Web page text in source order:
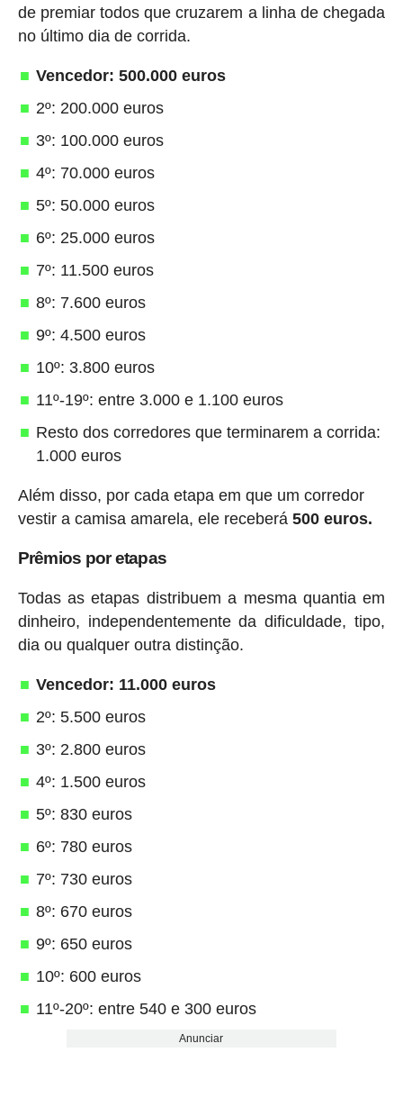
de premiar todos que cruzarem a linha de chegada
no último dia de corrida.
Vencedor: 500.000 euros
2º: 200.000 euros
3º: 100.000 euros
4º: 70.000 euros
5º: 50.000 euros
6º: 25.000 euros
7º: 11.500 euros
8º: 7.600 euros
9º: 4.500 euros
10º: 3.800 euros
11º-19º: entre 3.000 e 1.100 euros
Resto dos corredores que terminarem a corrida:
1.000 euros
Além disso, por cada etapa em que um corredor
vestir a camisa amarela, ele receberá 500 euros.
Prêmios por etapas
Todas as etapas distribuem a mesma quantia em
dinheiro, independentemente da dificuldade, tipo,
dia ou qualquer outra distinção.
Vencedor: 11.000 euros
2º: 5.500 euros
3º: 2.800 euros
4º: 1.500 euros
5º: 830 euros
6º: 780 euros
7º: 730 euros
8º: 670 euros
9º: 650 euros
10º: 600 euros
11º-20º: entre 540 e 300 euros
Anunciar